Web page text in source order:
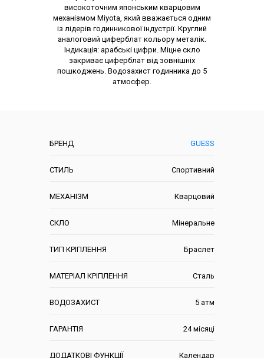
БРЕНД GUESS
СТИЛЬ Спортивний
МЕХАНІЗМ Кварцовий
СКЛО Мінеральне
ТИП КРІПЛЕННЯ Браслет
МАТЕРІАЛ КРІПЛЕННЯ Сталь
ВОДОЗАХИСТ 5 атм
ГАРАНТІЯ 24 місяці
ДОДАТКОВІ ФУНКЦІЇ Календар
високоточним японським кварцовим
механізмом Miyota, який вважається одним
із лідерів годинникової індустрії. Круглий
аналоговий циферблат кольору металік.
Індикація: арабські цифри. Міцне скло
закриває циферблат від зовнішніх
пошкоджень. Водозахист годинника до 5
атмосфер.